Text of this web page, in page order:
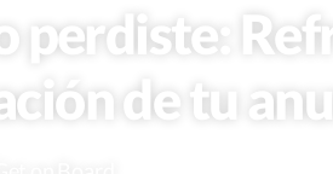
perdiste:
de tu